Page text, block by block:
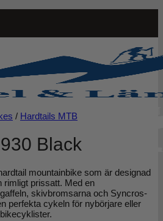
/ Hardtails MTB
Black
mountainbike som är designad
rimligt prissatt. Med en
skivbromsarna och Syncros-
perfekta cykeln för nybörjare eller